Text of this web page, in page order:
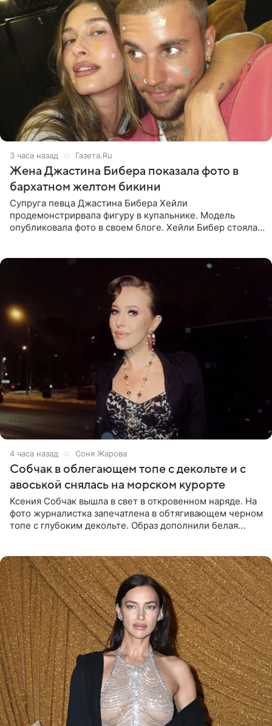
3 часа назад Газета.Ru
Жена Джастина Бибера показала фото в
бархатном желтом бикини
Супруга певца Джастина Бибера Хейли
продемонстрирвала фигуру в купальнике. Модель
опубликовала фото в своем блоге. Хейли Бибер стояла
4 часа назад Соня Жарова
Собчак в облегающем топе с декольте и с
авоськой снялась на морском курорте
Ксения Собчак вышла в свет в откровенном наряде. На
фото журналистка запечатлена в обтягивающем черном
топе с глубоким декольте. Образ дополнили белая